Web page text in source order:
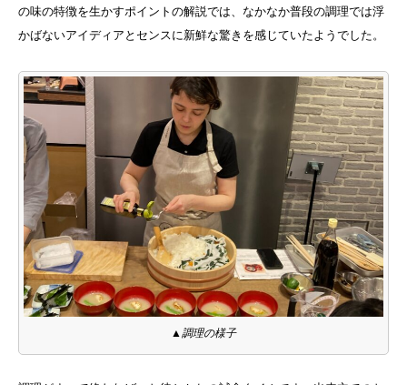
の味の特徴を生かすポイントの解説では、なかなか普段の調理では浮
かばないアイディアとセンスに新鮮な驚きを感じていたようでした。
▲調理の様子